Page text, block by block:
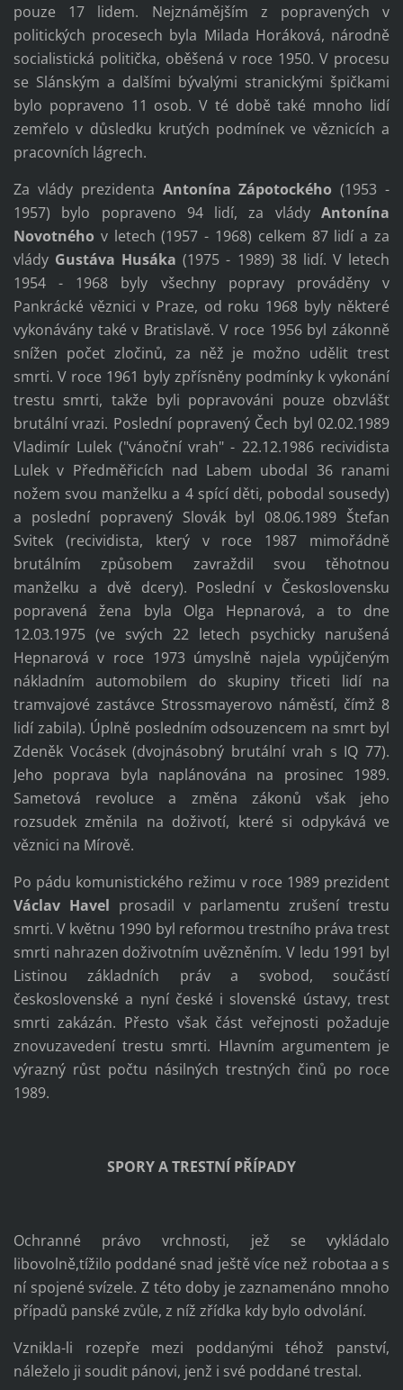
pouze 17 lidem. Nejznámějším z popravených v
politických procesech byla Milada Horáková, národně
socialistická politička, oběšená v roce 1950. V procesu
se Slánským a dalšími bývalými stranickými špičkami
bylo popraveno 11 osob. V té době také mnoho lidí
zemřelo v důsledku krutých podmínek ve věznicích a
pracovních lágrech.
Za vlády prezidenta Antonína Zápotockého (1953 -
1957) bylo popraveno 94 lidí, za vládyAntonína
Novotného v letech (1957 - 1968) celkem 87 lidí a za
vlády Gustáva Husáka (1975 - 1989) 38 lidí. V letech
1954 - 1968 byly všechny popravy prováděny v
Pankrácké věznici v Praze, od roku 1968 byly některé
vykonávány také v Bratislavě. V roce 1956 byl zákonně
snížen počet zločinů, za něž je možno udělit trest
smrti. V roce 1961 byly zpřísněny podmínky k vykonání
trestu smrti, takže byli popravováni pouze obzvlášť
brutální vrazi. Poslední popravený Čech byl 02.02.1989
Vladimír Lulek ("vánoční vrah" - 22.12.1986 recividista
Lulek v Předměřicích nad Labem ubodal 36 ranami
nožem svou manželku a 4 spící děti, pobodal sousedy)
a poslední popravený Slovák byl 08.06.1989 Štefan
Svitek (recividista, který v roce 1987 mimořádně
brutálním způsobem zavraždil svou těhotnou
manželku a dvě dcery). Poslední v Československu
popravená žena byla Olga Hepnarová, a to dne
12.03.1975 (ve svých 22 letech psychicky narušená
Hepnarová v roce 1973 úmyslně najela vypůjčeným
nákladním automobilem do skupiny třiceti lidí na
tramvajové zastávce Strossmayerovo náměstí, čímž 8
lidí zabila). Úplně posledním odsouzencem na smrt byl
Zdeněk Vocásek (dvojnásobný brutální vrah s IQ 77).
Jeho poprava byla naplánována na prosinec 1989.
Sametová revoluce a změna zákonů však jeho
rozsudek změnila na doživotí, které si odpykává ve
věznici na Mírově.
Po pádu komunistického režimu v roce 1989 prezident
Václav Havel prosadil v parlamentu zrušení trestu
smrti. V květnu 1990 byl reformou trestního práva trest
smrti nahrazen doživotním uvězněním. V ledu 1991 byl
Listinou základních práv a svobod, součástí
československé a nyní české i slovenské ústavy, trest
smrti zakázán. Přesto však část veřejnosti požaduje
znovuzavedení trestu smrti. Hlavním argumentem je
výrazný růst počtu násilných trestných činů po roce
1989.
SPORY A TRESTNÍ PŘÍPADY
Ochranné právo vrchnosti, jež se vykládalo
libovolně,tížilo poddané snad ještě více než robotaa a s
ní spojené svízele. Z této doby je zaznamenáno mnoho
případů panské zvůle, z níž zřídka kdy bylo odvolání.
Vznikla-li rozepře mezi poddanými téhož panství,
náleželo ji soudit pánovi, jenž i své poddané trestal.